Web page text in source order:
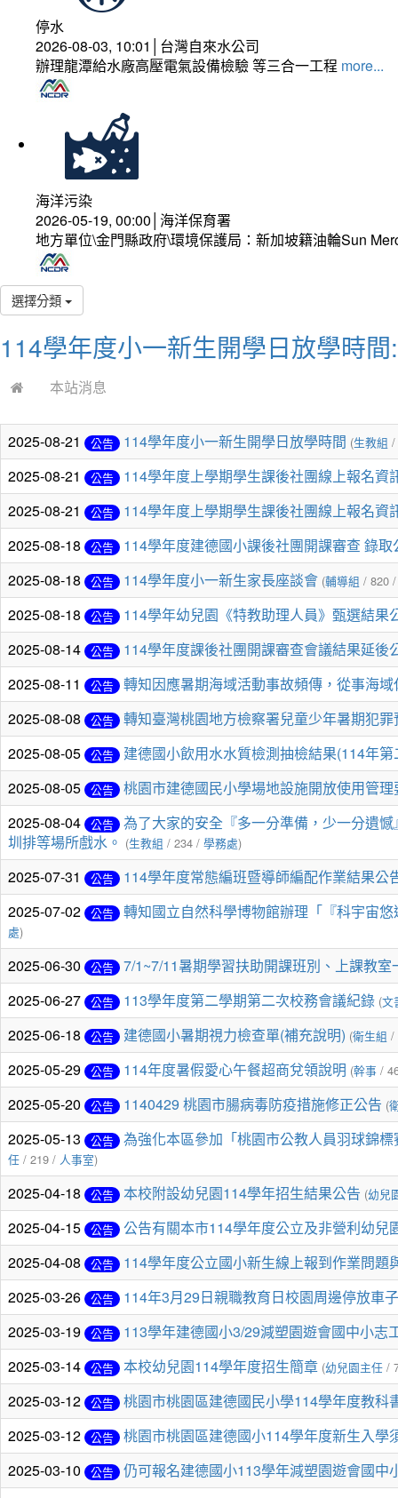
停水
2026-08-03, 10:01│台灣自來水公司
辦理龍潭給水廠高壓電氣設備檢驗 等三合一工程 more...
海洋污染
2026-05-19, 00:00│海洋保育署
地方單位\金門縣政府\環境保護局：新加坡籍油輪Sun
選擇分類
114學年度小一新生開學日放學時
本站消息
2025-08-21 公告 114學年度小一新生開學日放學時間 (生教組
2025-08-21 公告
114學年度上學期學生課後社團線上報名資
2025-08-21
公告
114學年度上學期學生課後社團線上報名資
2025-08-18
公告
114學年度建德國小課後社團開課審查 錄
2025-08-18
公告 114學年度小一新生家長座談會 (輔導組 / 820
2025-08-18 公告
114學年幼兒園《特教助理人員》甄選結果
2025-08-14 公告
114學年度課後社團開課審查會議結果延後
2025-08-11
公告
轉知因應暑期海域活動事故頻傳，從事海
2025-08-08
公告
轉知臺灣桃園地方檢察署兒童少年暑期犯
2025-08-05 公告
建德國小飲用水水質檢測抽檢結果(114年第
2025-08-05 公告
桃園市建德國民小學場地設施開放使用管理
2025-08-04 公告
為了大家的安全『多一分準備，少一分遺
圳排等場所戲水。 (生教組 / 234 / 學務處)
2025-07-31 公告
114學年度常態編班暨導師編配作業結果公
2025-07-02 公告 轉知國立自然科學博物館辦理「『科宇宙
處)
2025-06-30 公告
7/1~7/11暑期學習扶助開課班別、上課教室
2025-06-27 公告 113學年度第二學期第二次校務會議紀錄 (文
2025-06-18 公告 建德國小暑期視力檢查單(補充說明) (衛生組 /
2025-05-29 公告 114年度暑假愛心午餐超商兌領說明 (幹事 /
2025-05-20 公告 1140429 桃園市腸病毒防疫措施修正公告 (
2025-05-13 公告 為強化本區參加「桃園市公教人員羽球錦
任 / 219 / 人事室)
2025-04-18 公告 本校附設幼兒園114學年招生結果公告 (幼兒
2025-04-15 公告
公告有關本市114學年度公立及非營利幼兒
2025-04-08
公告
114學年度公立國小新生線上報到作業問題
2025-03-26 公告
114年3月29日親職教育日校園周邊停放車
2025-03-19 公告
113學年建德國小3/29減塑園遊會國中小志
2025-03-14 公告 本校幼兒園114學年度招生簡章 (幼兒園主任 /
2025-03-12 公告
桃園市桃園區建德國民小學114學年度教科
2025-03-12 公告
桃園市桃園區建德國小114學年度新生入學
2025-03-10
公告
仍可報名建德國小113學年減塑園遊會國中